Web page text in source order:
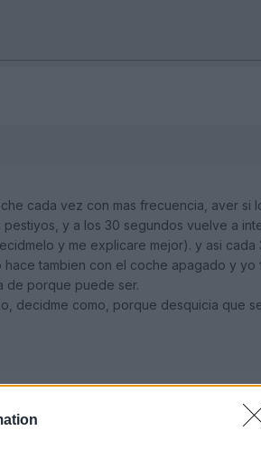
cada vez con mas frecuencia, aver si
y a los 30 segundos vuelve a
y me explicare mejor). y asi cada
tambien con el coche apagado y
de porque puede ser.
decidme como, porque desquicia que